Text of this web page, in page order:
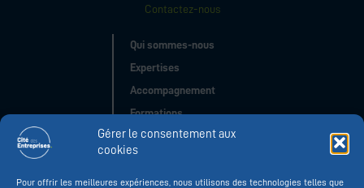
Gérer le consentement aux
cookies
Pour offrir les meilleures expériences, nous utilisons des technologies telles que
Contactez-nous
Qui sommes-nous
Expertises
Accompagnement
Formations
Evènements